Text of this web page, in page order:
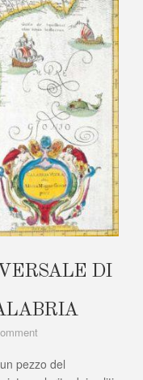
DI
REPUBBLICA
pezzo del